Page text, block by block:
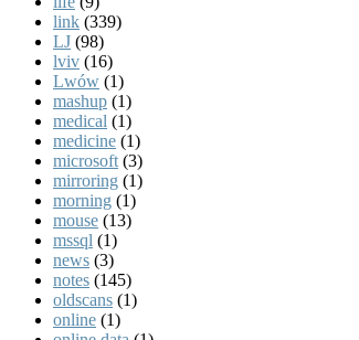
link (339)
LJ (98)
lviv (16)
Lwów (1)
mashup (1)
medical (1)
medicine (1)
microsoft (3)
mirroring (1)
morning (1)
mouse (13)
mssql (1)
news (3)
notes (145)
oldscans (1)
online (1)